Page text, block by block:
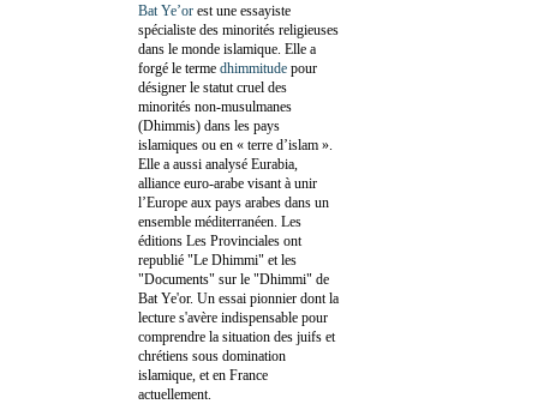
Bat Ye’or est une essayiste
spécialiste des minorités religieuses
dans le monde islamique. Elle a
forgé le terme dhimmitude pour
désigner le statut cruel des
minorités non-musulmanes
(Dhimmis) dans les pays
islamiques ou en « terre d’islam ».
Elle a aussi analysé Eurabia,
alliance euro-arabe visant à unir
l’Europe aux pays arabes dans un
ensemble méditerranéen. Les
éditions Les Provinciales ont
republié "Le Dhimmi" et les
"Documents" sur le "Dhimmi" de
Bat Ye'or. Un essai pionnier dont la
lecture s'avère indispensable pour
comprendre la situation des juifs et
chrétiens sous domination
islamique, et en France
actuellement.